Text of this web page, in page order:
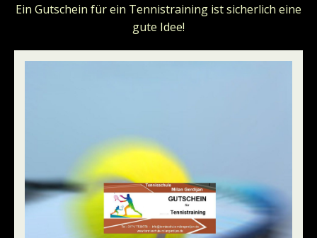
Ein Gutschein für ein Tennistraining ist sicherlich eine
gute Idee!